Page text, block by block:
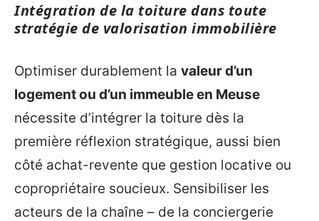
Intégration de la toiture dans toute
stratégie de valorisation immobilière
Optimiser durablement la valeur d’un
logement ou d’un immeuble en Meuse
nécessite d’intégrer la toiture dès la
première réflexion stratégique, aussi bien
côté achat-revente que gestion locative ou
copropriétaire soucieux. Sensibiliser les
acteurs de la chaîne – de la conciergerie